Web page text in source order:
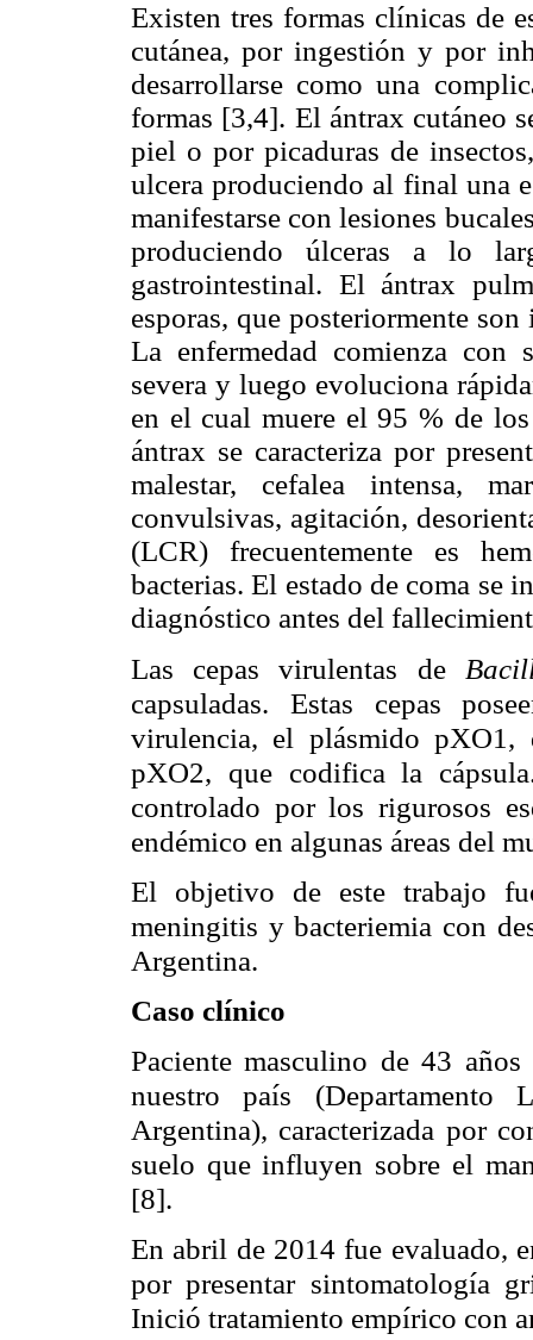
Existen tres formas clínicas de
cutánea, por ingestión y por
desarrollarse como una
formas [3,4]. El ántrax cutáneo
piel o por picaduras de
ulcera produciendo al final una
manifestarse con lesiones
produciendo úlceras a lo
gastrointestinal. El ántrax
esporas, que posteriormente
La enfermedad comienza con
severa y luego evoluciona
en el cual muere el 95 % de
ántrax se caracteriza por
malestar, cefalea intensa,
convulsivas, agitación,
(LCR) frecuentemente es
bacterias. El estado de coma se
diagnóstico antes del
Las cepas virulentas de
capsuladas. Estas cepas
virulencia, el plásmido
pXO2, que codifica la
controlado por los rigurosos
endémico en algunas áreas del
El objetivo de este trabajo
meningitis y bacteriemia con
Argentina.
Caso clínico
Paciente masculino de 43
nuestro país (Departamento
Argentina), caracterizada por
suelo que influyen sobre el
[8].
En abril de 2014 fue evaluado,
por presentar sintomatología
Inició tratamiento empírico con